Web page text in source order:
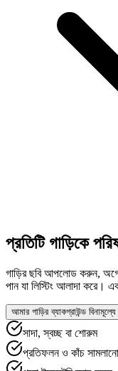
প্রতিটি গাড়িকে
গাড়ির ছবি আপলোড করুন,
পান যা লিস্টিং আলাদা করে।
আমার গাড়ির ব্যাকগ্রাউন্ড
সাদা, স্বচ্ছ বা শোরুম
প্রতিফলন ও কাঁচ সামলানো